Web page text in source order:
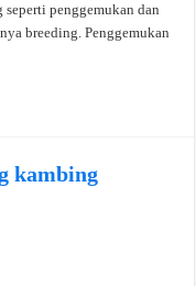
penggemukan dan
breeding. Penggemukan
kambing